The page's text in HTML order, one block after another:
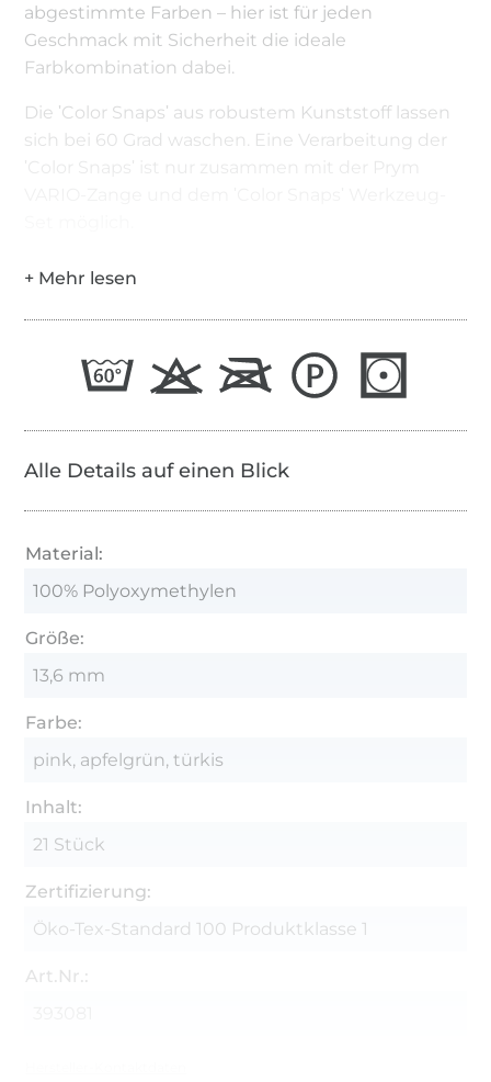
abgestimmte Farben – hier ist für jeden
Geschmack mit Sicherheit die ideale
Farbkombination dabei.
Die ʹColor Snapsʹ aus robustem Kunststoff lassen
sich bei 60 Grad waschen. Eine Verarbeitung der
ʹColor Snapsʹ ist nur zusammen mit der Prym
Alle Details auf einen Blick
Material:
100% Polyoxymethylen
Größe:
13,6 mm
Farbe:
pink, apfelgrün, türkis
Inhalt:
21 Stück
Zertifizierung:
Öko-Tex-Standard 100 Produktklasse 1
Art.Nr.: